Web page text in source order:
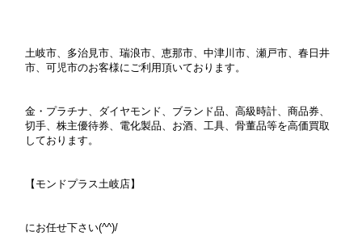
土岐市、多治見市、瑞浪市、恵那市、中津川市、瀬戸市、春日井
市、可児市のお客様にご利用頂いております。
金・プラチナ、ダイヤモンド、ブランド品、高級時計、商品券、
切手、株主優待券、電化製品、お酒、工具、骨董品等を高価買取
しております。
【モンドプラス土岐店】
にお任せ下さい(^^)/